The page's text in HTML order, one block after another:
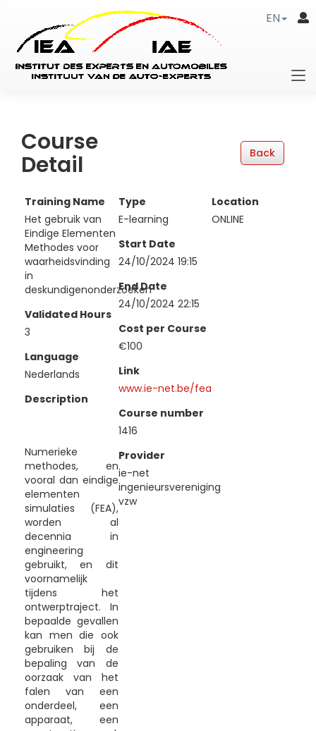
EN
Course
Detail
Training Name
Het gebruik van
Eindige Elementen
Methodes voor
waarheidsvinding
in
deskundigenonderzoeken
Validated Hours
3
Language
Nederlands
Description
Numerieke
methodes, en
vooral dan eindige
elementen
simulaties (FEA),
worden al
decennia in
engineering
gebruikt, en dit
voornamelijk
tijdens het
ontwerptraject. In
bepaalde gevallen
kan men die ook
gebruiken bij de
bepaling van de
oorzaak van het
falen van een
onderdeel, een
apparaat, een
Type
E-learning
Start Date
24/10/2024 19:15
End Date
24/10/2024 22:15
Cost per Course
€100
Link
www.ie-net.be/fea
Course number
1416
Provider
ie-net
ingenieursvereniging
vzw
Location
ONLINE